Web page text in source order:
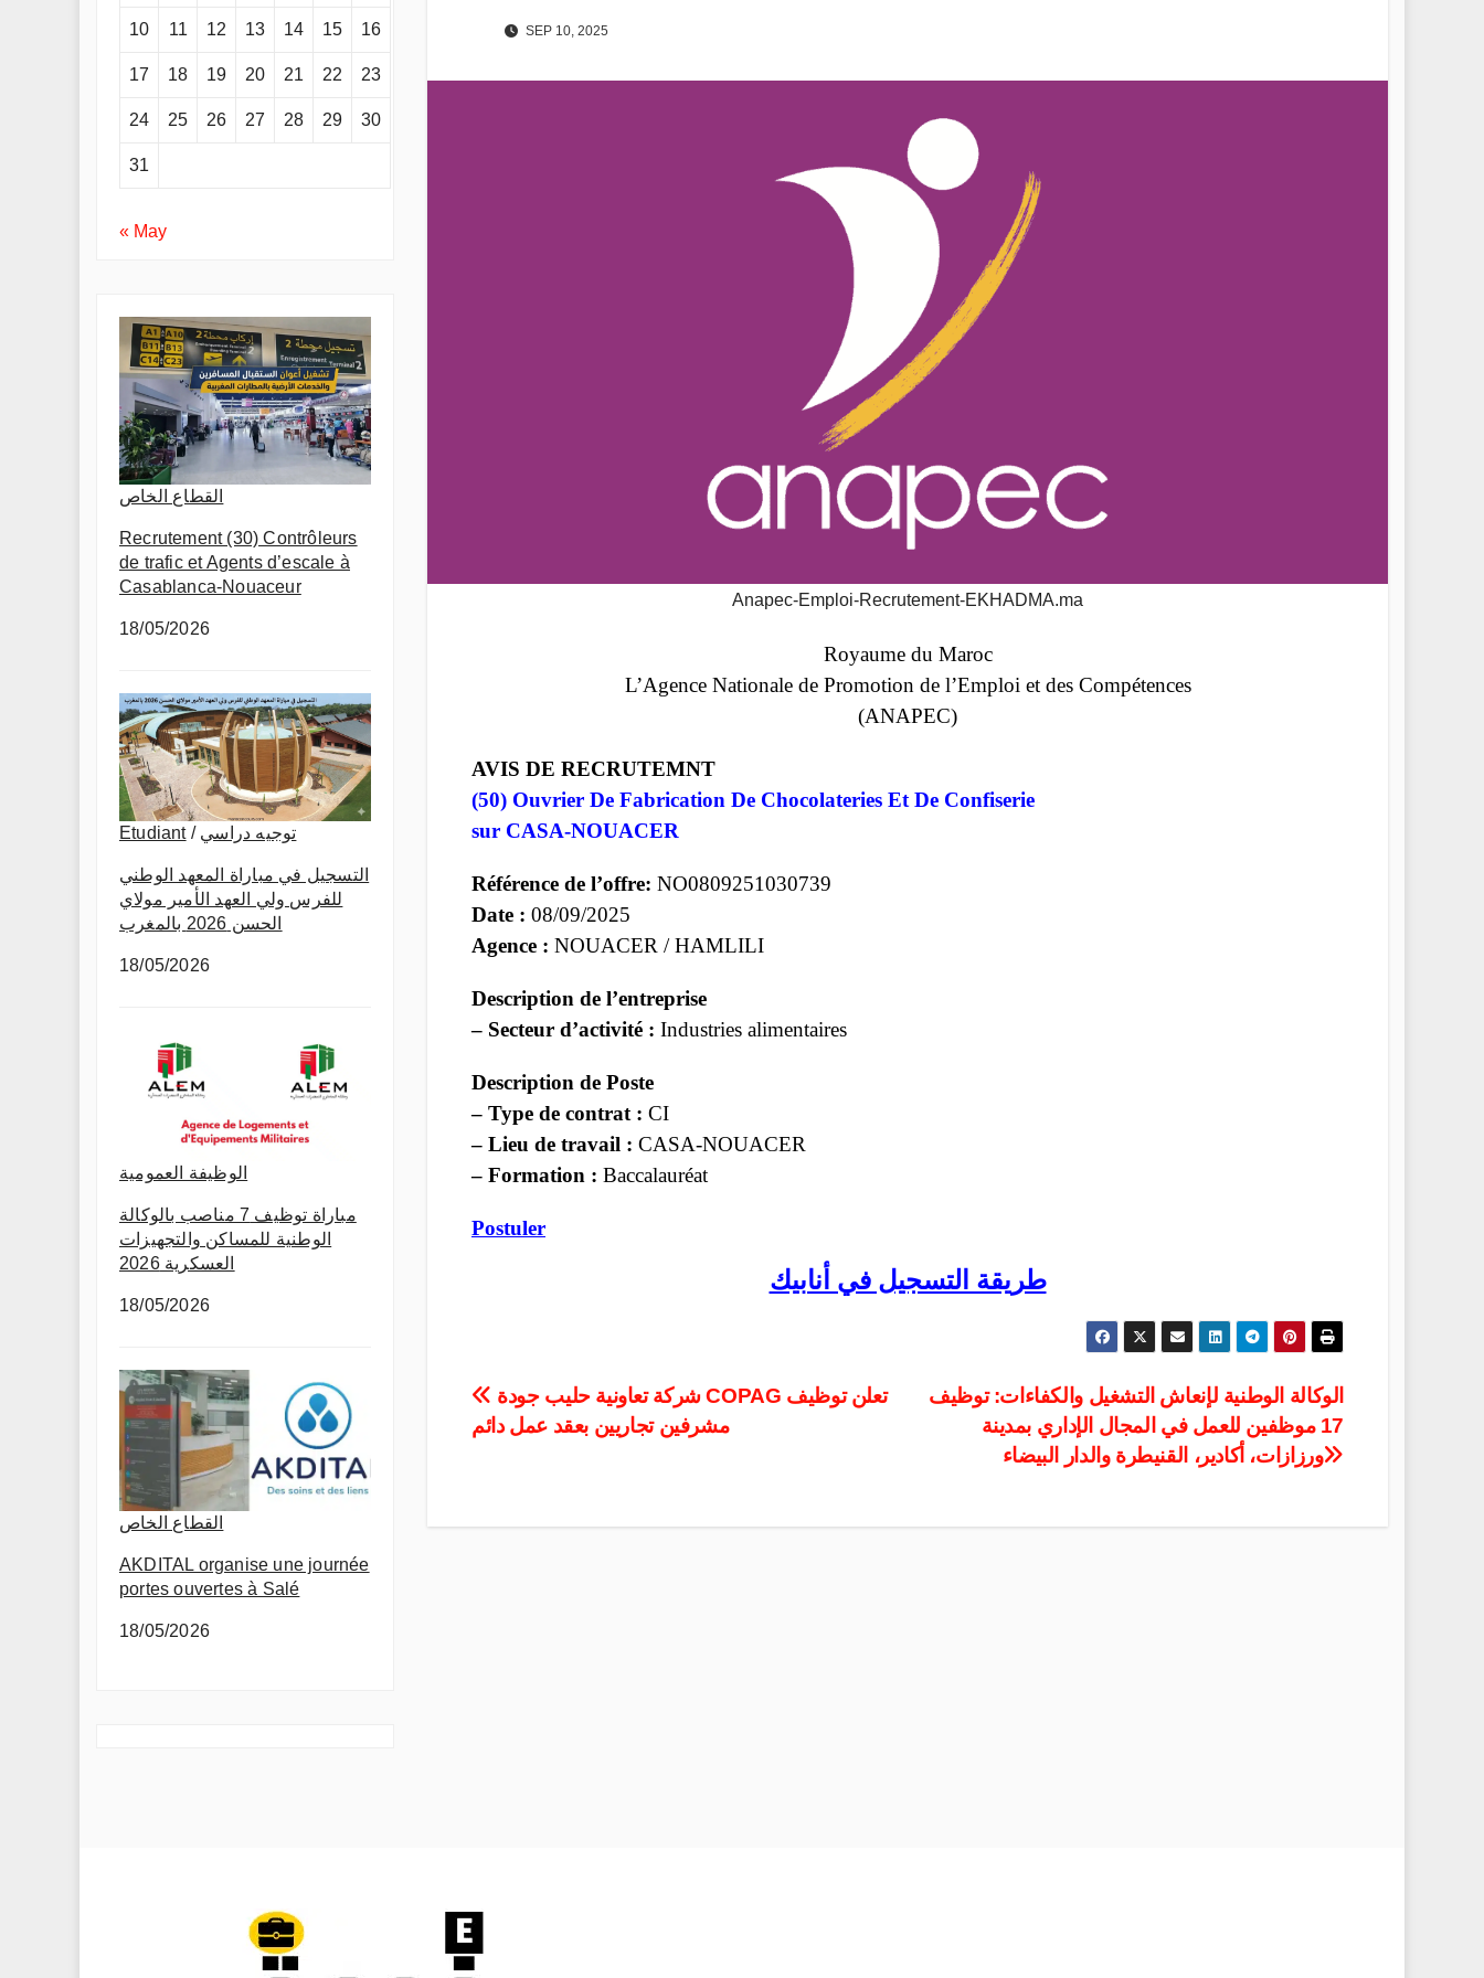
10 11 12 13 14 15 16
17 18 19 20 21 22 23
24 25 26 27 28 29 30
31
« May
القطاع الخاص
Recrutement (30) Contrôleurs
de trafic et Agents d’escale à
Casablanca-Nouaceur
18/05/2026
Etudiant/ توجيه دراسي
التسجيل في مباراة المعهد الوطني
للفرس ولي العهد الأمير مولاي
الحسن 2026 بالمغرب
18/05/2026
الوظيفة العمومية
مباراة توظيف 7 مناصب بالوكالة
الوطنية للمساكن والتجهيزات
العسكرية 2026
18/05/2026
القطاع الخاص
AKDITAL organise une journée
portes ouvertes à Salé
18/05/2026
SEP 10, 2025
Anapec-Emploi-Recrutement-EKHADMA.ma
Royaume du Maroc
L’Agence Nationale de Promotion de l’Emploi et des Compétences
(ANAPEC)
AVIS DE RECRUTEMNT
(50) Ouvrier De Fabrication De Chocolateries Et De Confiserie
sur CASA-NOUACER
Référence de l’offre: NO0809251030739
Date : 08/09/2025
Agence : NOUACER / HAMLILI
Description de l’entreprise
– Secteur d’activité : Industries alimentaires
Description de Poste
– Type de contrat : CI
– Lieu de travail : CASA-NOUACER
– Formation : Baccalauréat
Postuler
طريقة التسجيل في أنابيك
Post
navigation
الوكالة الوطنية لإنعاش التشغيل والكفاءات: توظيف
17 موظفين للعمل في المجال الإداري بمدينة
ورزازات، أكادير، القنيطرة والدار البيضاء
مشرفين تجاريين بعقد عمل دائم